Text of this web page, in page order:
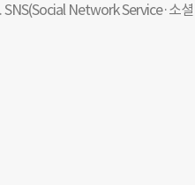
SNS(Social Network Service·소